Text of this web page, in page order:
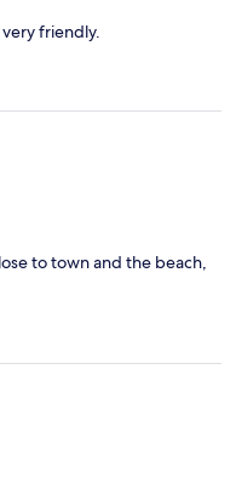
friendly.
to town and the beach,